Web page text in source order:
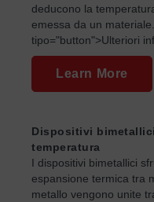
deducono la
emessa da un
tipo="button">Ulteriori
Learn More
Dispositivi
temperatura
I dispositivi bimetallici
espansione termica tra
metallo vengono unite